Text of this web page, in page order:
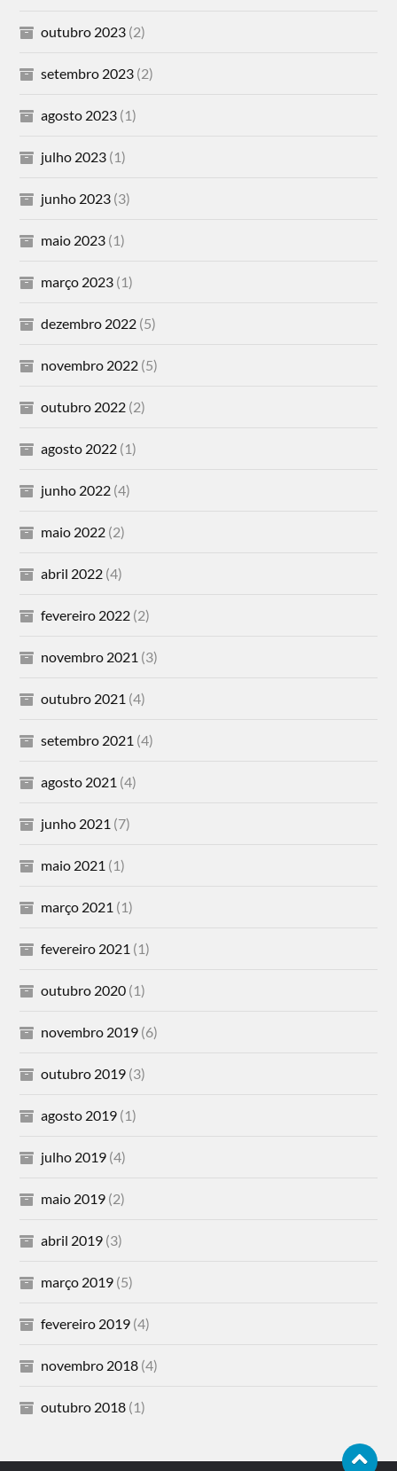
outubro 2023 (2)
setembro 2023 (2)
agosto 2023 (1)
julho 2023 (1)
junho 2023 (3)
maio 2023 (1)
março 2023 (1)
dezembro 2022 (5)
novembro 2022 (5)
outubro 2022 (2)
agosto 2022 (1)
junho 2022 (4)
maio 2022 (2)
abril 2022 (4)
fevereiro 2022 (2)
novembro 2021 (3)
outubro 2021 (4)
setembro 2021 (4)
agosto 2021 (4)
junho 2021 (7)
maio 2021 (1)
março 2021 (1)
fevereiro 2021 (1)
outubro 2020 (1)
novembro 2019 (6)
outubro 2019 (3)
agosto 2019 (1)
julho 2019 (4)
maio 2019 (2)
abril 2019 (3)
março 2019 (5)
fevereiro 2019 (4)
novembro 2018 (4)
outubro 2018 (1)